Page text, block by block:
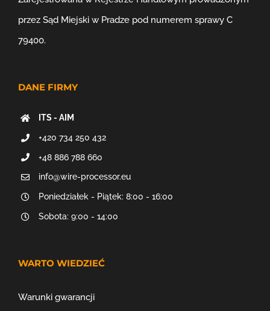
przez Sąd Miejski w Pradze pod numerem sprawy C
79400.
DANE FIRMY
ITS - AIM
+420 734 250 432
+48 886 788 660
info@wire-processor.eu
Poniedziałek - Piątek: 8:00 - 16:00
Sobota: 9:00 - 14:00
WARTO WIEDZIEĆ
Warunki gwarancji